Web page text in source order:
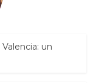
un